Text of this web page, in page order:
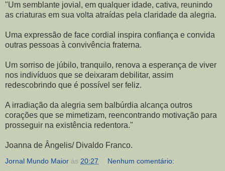
"Um semblante jovial, em qualquer idade, cativa, reunindo
as criaturas em sua volta atraídas pela claridade da alegria.
Uma expressão de face cordial inspira confiança e convida
outras pessoas à convivência fraterna.
Um sorriso de júbilo, tranquilo, renova a esperança de viver
nos indivíduos que se deixaram debilitar, assim
redescobrindo que é possível ser feliz.
A irradiação da alegria sem balbúrdia alcança outros
corações que se mimetizam, reencontrando motivação para
prosseguir na existência redentora."
Joanna de Ângelis/ Divaldo Franco.
Jornal Mundo Maior às 20:27 Nenhum comentário: